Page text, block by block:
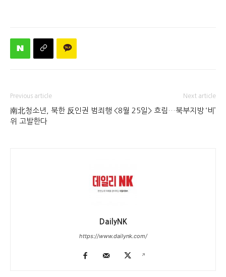
Previous article
南北청소년, 북한 反인권 범죄행
위 고발한다
Next article
<8월 25일> 흐림…북부지방 ‘비’
DailyNK
https://www.dailynk.com/